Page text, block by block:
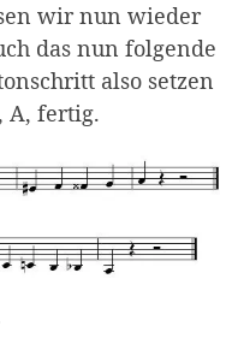
wir nun wieder
das nun folgende
also setzen
A, fertig.